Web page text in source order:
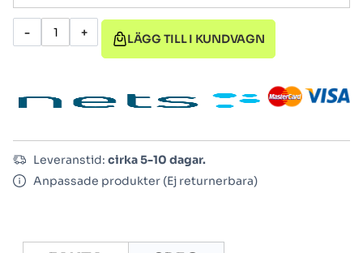
- + LÄGG TILL I KUNDVAGN
Leveranstid: cirka 5-10 dagar.
Anpassade produkter (Ej returnerbara)